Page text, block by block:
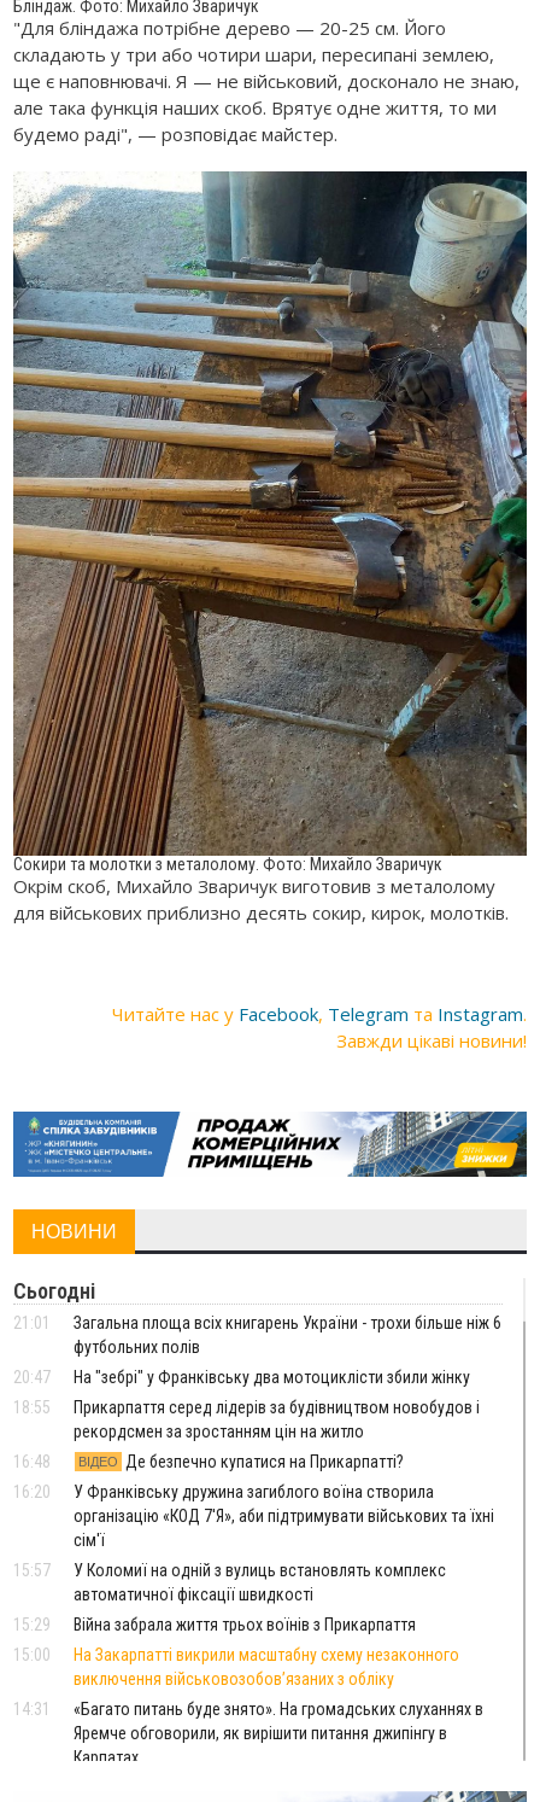
Бліндаж. Фото: Михайло Зваричук
"Для бліндажа потрібне дерево — 20-25 см. Його
складають у три або чотири шари, пересипані землею,
ще є наповнювачі. Я — не військовий, досконало не знаю,
але така функція наших скоб. Врятує одне життя, то ми
будемо раді", — розповідає майстер.
Сокири та молотки з металолому. Фото: Михайло Зваричук
Окрім скоб, Михайло Зваричук виготовив з металолому
для військових приблизно десять сокир, кирок, молотків.
Читайте нас у Facebook, Telegram та Instagram.
Завжди цікаві новини!
НОВИНИ
Сьогодні
21:01
Загальна площа всіх книгарень України - трохи більше ніж 6
футбольних полів
20:47
На "зебрі" у Франківську два мотоциклісти збили жінку
18:55
Прикарпаття серед лідерів за будівництвом новобудов і
рекордсмен за зростанням цін на житло
16:48
ВІДЕО
Де безпечно купатися на Прикарпатті?
16:20
У Франківську дружина загиблого воїна створила
організацію «КОД 7'Я», аби підтримувати військових та їхні
сім'ї
15:57
У Коломиї на одній з вулиць встановлять комплекс
автоматичної фіксації швидкості
15:29
Війна забрала життя трьох воїнів з Прикарпаття
15:00
На Закарпатті викрили масштабну схему незаконного
виключення військовозобов’язаних з обліку
14:31
«Багато питань буде знято». На громадських слуханнях в
Яремче обговорили, як вирішити питання джипінгу в
Карпатах
5 «тихих» хвороб, які виявляє профілактичне обстеження